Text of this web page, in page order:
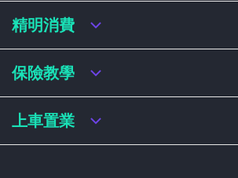
結餘轉戶
稅務貸款
財務公司貸款
港股戶口收費及迎新優惠
基金平台比較
買加密貨幣教學
精明消費
網購信用卡
飛行里數信用卡
學生信用卡
保險教學
買保險基本概念
上車置業